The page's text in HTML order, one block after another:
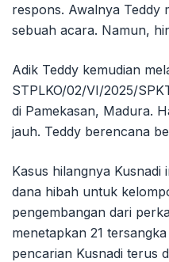
respons. Awalnya Teddy
sebuah acara. Namun,
Adik Teddy kemudian
STPLKO/02/VI/2025/
di Pamekasan, Madura.
jauh. Teddy berencana
Kasus hilangnya
dana hibah untuk
pengembangan dari
menetapkan 21
pencarian Kusnadi terus